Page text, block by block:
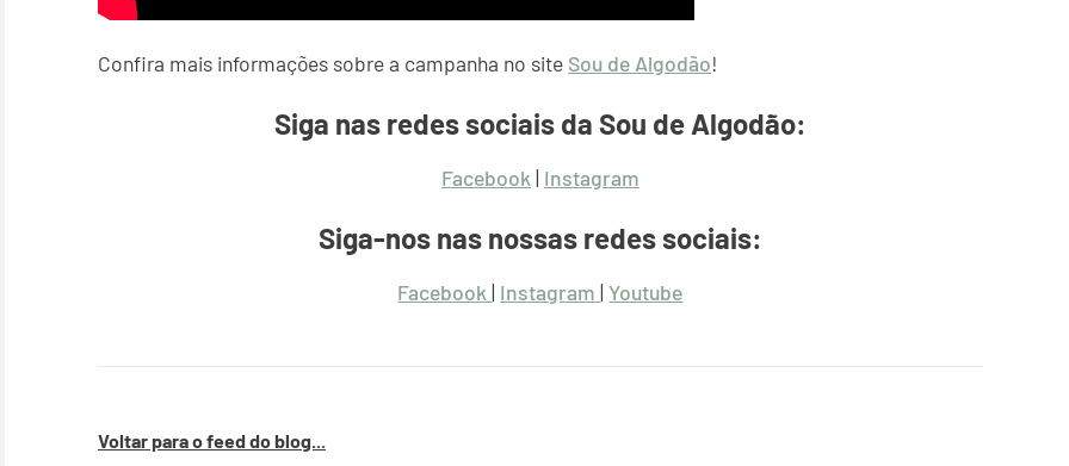
Confira mais informações sobre a campanha no site Sou de Algodão!
Siga nas redes sociais da Sou de Algodão:
Facebook | Instagram
Siga-nos nas nossas redes sociais:
Facebook| Instagram|Youtube
Voltar para o feed do blog...